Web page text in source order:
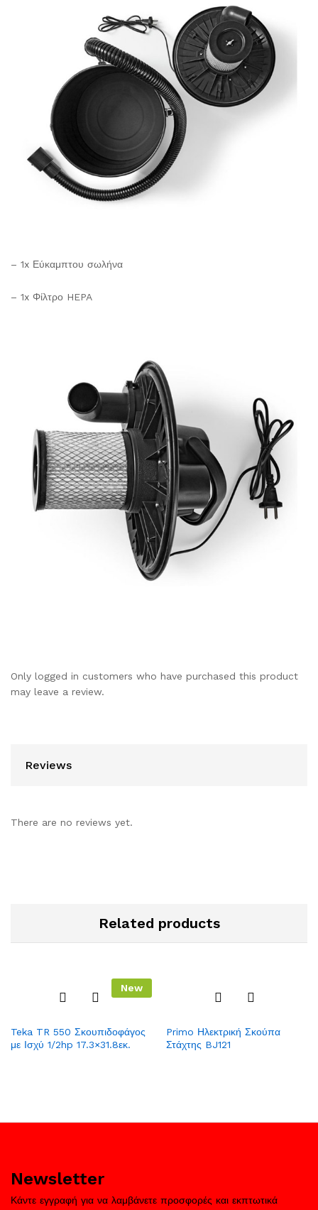
– 1x Εύκαμπτου σωλήνα
– 1x Φίλτρο HEPA
Only logged in customers who have purchased this product
may leave a review.
Reviews
There are no reviews yet.
Related products
New
to
Wish
Teka TR 550 Σκουπιδοφάγος
με Ισχύ 1/2hp 17.3×31.8εκ.
to
Primo Ηλεκτρική Σκούπα
Στάχτης BJ121
Newsletter
Κάντε εγγραφή για να λαμβάνετε προσφορές και εκπτωτικά